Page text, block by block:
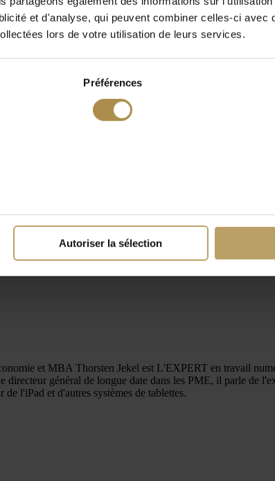
et d'analyse, qui peuvent combiner celles-ci avec
lors de votre utilisation de leurs services.
Préférences
Autoriser la sélection
et MBA Thorsten Jekel est L'EXPERT en travail
général de longue date dans les PME, il parle de
l'iPad et d'autres systèmes de tablettes.